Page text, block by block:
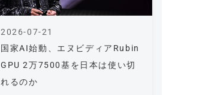
国家AI始動、エヌビディアRubin
GPU 2万7500基を日本は使い切
れるのか
2026-07-21